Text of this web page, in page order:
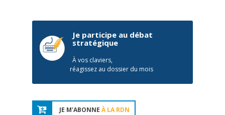
Je participe au débat
stratégique
À vos claviers,
réagissez au dossier du mois
JE M'ABONNE À LA RDN